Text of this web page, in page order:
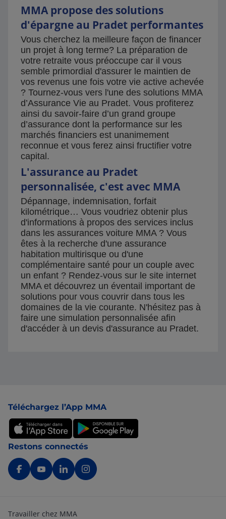
MMA propose des solutions
d'épargne au Pradet performantes
Vous cherchez la meilleure façon de financer
un projet à long terme? La préparation de
votre retraite vous préoccupe car il vous
semble primordial d'assurer le maintien de
vos revenus une fois votre vie active achevée
? Tournez-vous vers l'une des solutions MMA
d’Assurance Vie au Pradet. Vous profiterez
ainsi du savoir-faire d’un grand groupe
d’assurance dont la performance sur les
marchés financiers est unanimement
reconnue et vous ferez ainsi fructifier votre
capital.
L'assurance au Pradet
personnalisée, c'est avec MMA
Dépannage, indemnisation, forfait
kilométrique… Vous voudriez obtenir plus
d'informations à propos des services inclus
dans les assurances voiture MMA ? Vous
êtes à la recherche d'une assurance
habitation multirisque ou d'une
complémentaire santé pour un couple avec
un enfant ? Rendez-vous sur le site internet
MMA et découvrez un éventail important de
solutions pour vous couvrir dans tous les
domaines de la vie courante. N'hésitez pas à
faire une simulation personnalisée afin
d'accéder à un devis d'assurance au Pradet.
Téléchargez l’App MMA
Restons connectés
Travailler chez MMA